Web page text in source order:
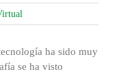
ha sido muy
se ha visto